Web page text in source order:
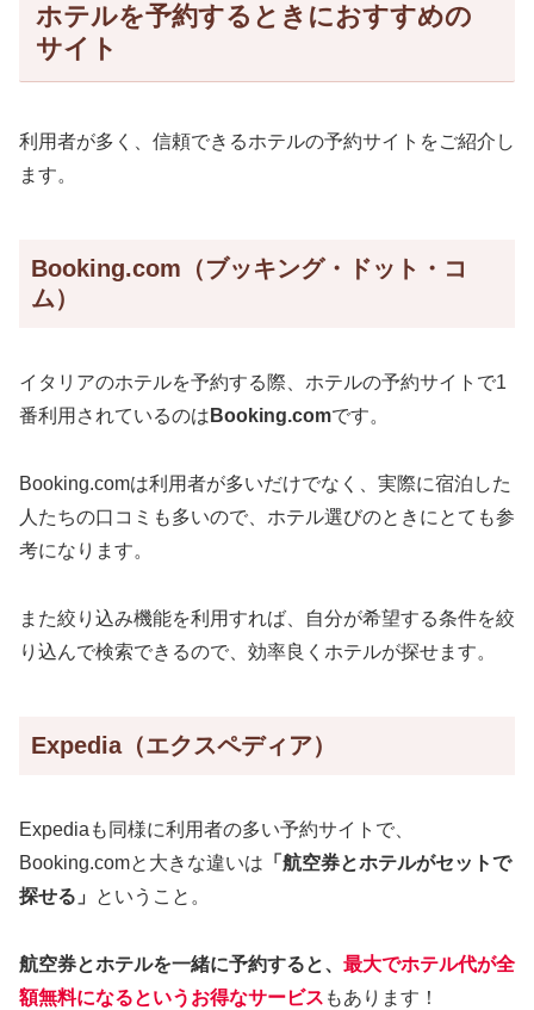
ホテルを予約するときにおすすめの
サイト
利用者が多く、信頼できるホテルの予約サイトをご紹介し
ます。
Booking.com（ブッキング・ドット・コ
ム）
イタリアのホテルを予約する際、ホテルの予約サイトで1
番利用されているのは Booking.comです。
Booking.comは利用者が多いだけでなく、実際に宿泊した
人たちの口コミも多いので、ホテル選びのときにとても参
考になります。
また絞り込み機能を利用すれば、自分が希望する条件を絞
り込んで検索できるので、効率良くホテルが探せます。
Expedia（エクスペディア）
Expediaも同様に利用者の多い予約サイトで、
Booking.comと大きな違いは 「航空券とホテルがセットで
探せる」
ということ。
航空券とホテルを一緒に予約すると、 最大でホテル代が全
額無料になるというお得なサービス もあります！